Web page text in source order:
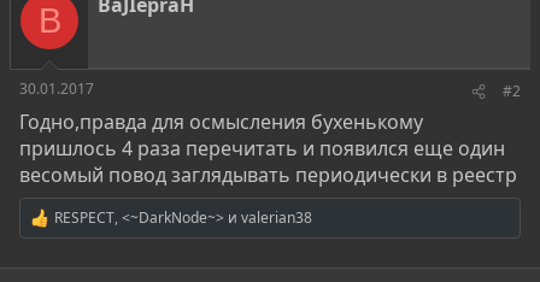
и B BaJIepraH
30.01.2017 #2
Годно,правда для осмысления бухенькому
пришлось 4 раза перечитать и появился еще один
весомый повод заглядывать периодически в реестр
Р
е
а
RESPECT,<~DarkNode~> и valerian38